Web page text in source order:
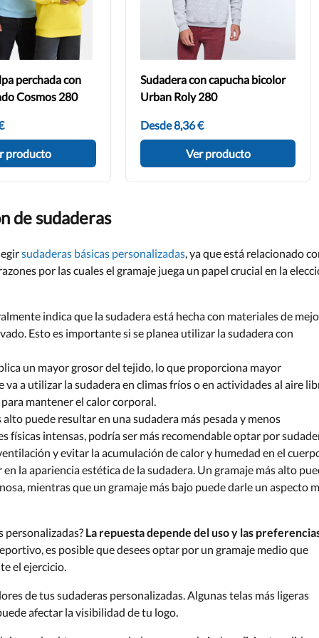
perchada con
Cosmos 280
producto
Sudadera con capucha bicolor
Urban Roly 280
Desde 8,36 €
Ver producto
de sudaderas
sudaderas básicas personalizadas , ya que está relacionado
por las cuales el gramaje juega un papel crucial en la
indica que la sudadera está hecha con materiales de
Esto es importante si se planea utilizar la sudadera con
un mayor grosor del tejido, lo que proporciona mayor
a utilizar la sudadera en climas fríos o en actividades al aire
mantener el calor corporal.
alto puede resultar en una sudadera más pesada y menos
físicas intensas, podría ser más recomendable optar por
y evitar la acumulación de calor y humedad en el
la apariencia estética de la sudadera. Un gramaje más alto
mientras que un gramaje más bajo puede darle un aspecto
personalizadas? La repuesta depende del uso y las
es posible que desees optar por un gramaje medio que
el ejercicio.
de tus sudaderas personalizadas. Algunas telas más ligeras
afectar la visibilidad de tu logo.